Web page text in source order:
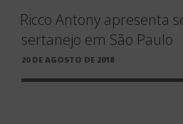
Ricco Antony apresenta
sertanejo em São Paulo
PUBLICADO
20 DE AGOSTO DE 2018